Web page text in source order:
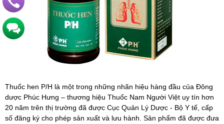
Thuốc hen P/H là một trong những nhãn hiệu hàng đầu của Đông
dược Phúc Hưng – thương hiệu Thuốc Nam Người Việt uy tín hơn
20 năm trên thị trường đã được Cục Quản Lý Dược - Bộ Y tế, cấp
số đăng ký cho phép sản xuất và lưu hành. Sản phẩm đã được đưa